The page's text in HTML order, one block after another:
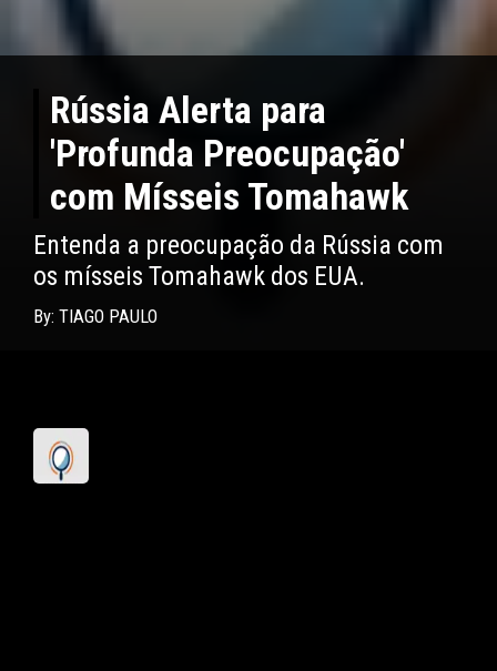
Rússia Alerta para
'Profunda Preocupação'
com Mísseis Tomahawk
Entenda a preocupação da Rússia com
os mísseis Tomahawk dos EUA.
By: TIAGO PAULO